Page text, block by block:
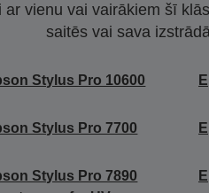
vienu vai vairākiem šī
saitēs vai sava
Stylus Pro 10600
Stylus Pro 7700
Stylus Pro 7890